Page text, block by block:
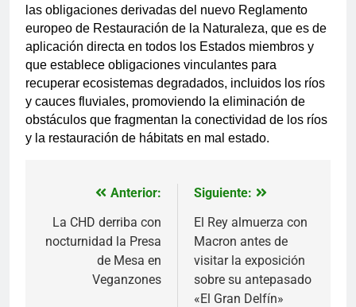
las obligaciones derivadas del nuevo Reglamento
europeo de Restauración de la Naturaleza, que es de
aplicación directa en todos los Estados miembros y
que establece obligaciones vinculantes para
recuperar ecosistemas degradados, incluidos los ríos
y cauces fluviales, promoviendo la eliminación de
obstáculos que fragmentan la conectividad de los ríos
y la restauración de hábitats en mal estado.
Navegación
de
entradas
Anterior:
La CHD derriba con
nocturnidad la Presa
de Mesa en
Veganzones
Siguiente:
El Rey almuerza con
Macron antes de
visitar la exposición
sobre su antepasado
«El Gran Delfín»